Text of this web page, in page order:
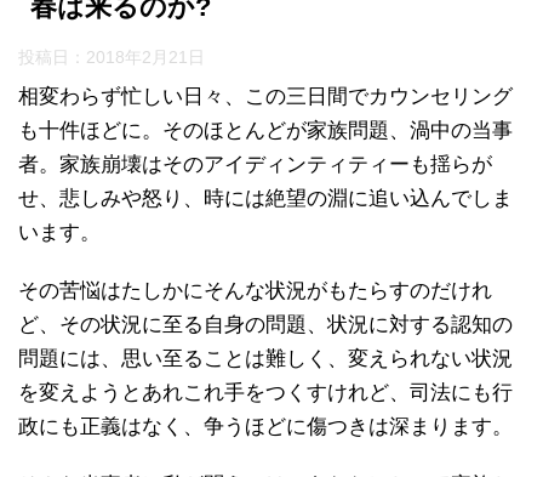
春は来るのか?
投稿日： 2018年2月21日
相変わらず忙しい日々、この三日間でカウンセリング
も十件ほどに。そのほとんどが家族問題、渦中の当事
者。家族崩壊はそのアイディンティティーも揺らが
せ、悲しみや怒り、時には絶望の淵に追い込んでしま
います。
その苦悩はたしかにそんな状況がもたらすのだけれ
ど、その状況に至る自身の問題、状況に対する認知の
問題には、思い至ることは難しく、変えられない状況
を変えようとあれこれ手をつくすけれど、司法にも行
政にも正義はなく、争うほどに傷つきは深まります。